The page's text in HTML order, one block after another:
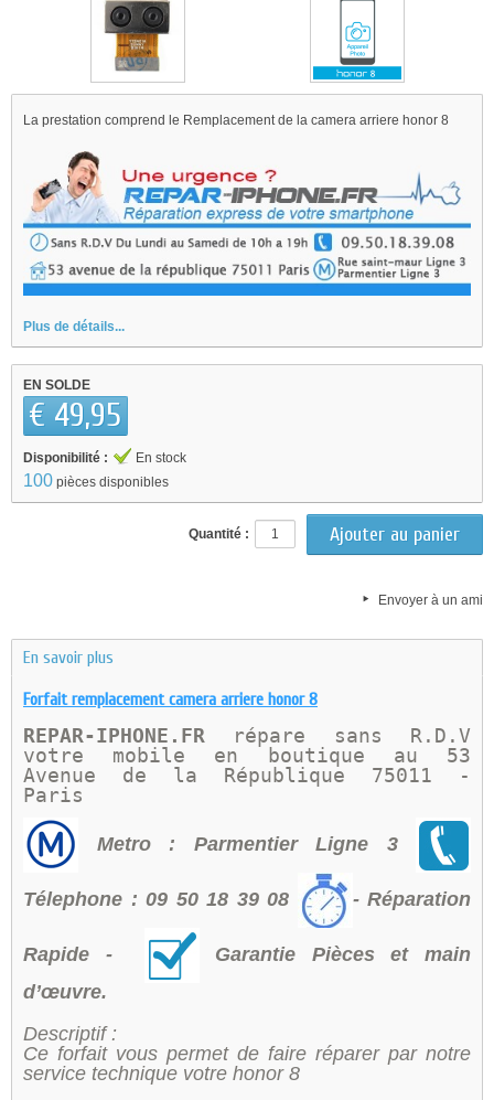
La prestation comprend le Remplacement de la camera arriere honor 8
Plus de détails...
EN SOLDE
€ 49,95
Disponibilité : En stock
100 pièces disponibles
Quantité :
Envoyer à un ami
En savoir plus
Forfait remplacement camera arriere honor 8
REPAR-IPHONE.FR
répare sans R.D.V
votre mobile en boutique au 53
Avenue de la République 75011 -
Paris
Metro : Parmentier Ligne 3
Télephone : 09 50 18 39 08 - Réparation
Rapide -
Garantie Pièces et main
d’œuvre.
Descriptif :
Ce forfait vous permet de faire réparer par notre
service technique votre honor 8